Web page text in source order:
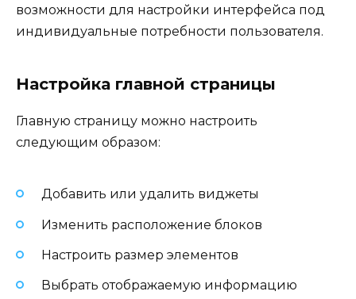
возможности для настройки интерфейса под
индивидуальные потребности пользователя.
Настройка главной страницы
Главную страницу можно настроить
следующим образом:
Добавить или удалить виджеты
Изменить расположение блоков
Настроить размер элементов
Выбрать отображаемую информацию